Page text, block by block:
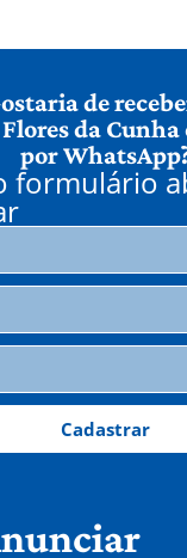
de
da Cunha
por
formulário
Cadastrar